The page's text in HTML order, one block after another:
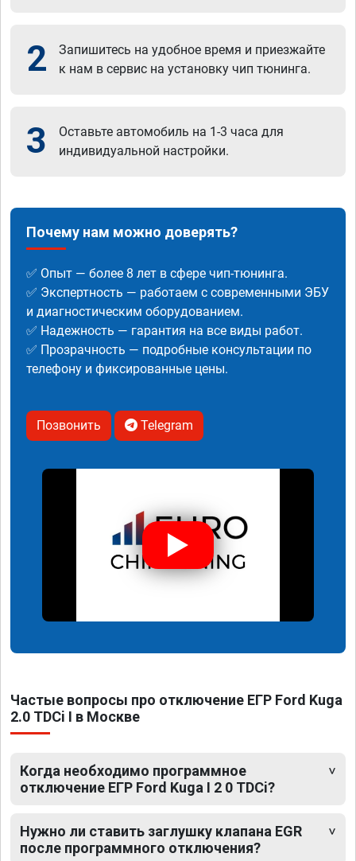
2
Запишитесь на удобное время и приезжайте
к нам в сервис на установку чип тюнинга.
3
Оставьте автомобиль на 1-3 часа для
индивидуальной настройки.
Почему нам можно доверять?
✅ Опыт — более 8 лет в сфере чип-тюнинга.
✅ Экспертность — работаем с современными ЭБУ
и диагностическим оборудованием.
✅ Надежность — гарантия на все виды работ.
✅ Прозрачность — подробные консультации по
телефону и фиксированные цены.
Позвонить Telegram
Частые вопросы про отключение ЕГР Ford Kuga
2.0 TDCi I в Москве
Когда необходимо программное
отключение ЕГР Ford Kuga I 2 0 TDCi?
Нужно ли ставить заглушку клапана EGR
после программного отключения?